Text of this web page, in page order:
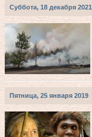
Суббота, 18 декабря 2021
Пятница, 25 января 2019